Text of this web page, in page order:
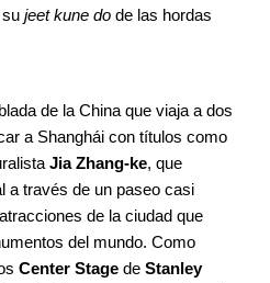
jeet kune do de las hordas
de la China que viaja a dos
a Shanghái con títulos como
Jia Zhang-ke, que
a través de un paseo casi
de la ciudad que
del mundo. Como
Center Stage de Stanley